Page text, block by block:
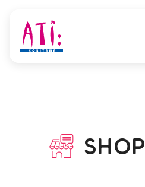
SHOP